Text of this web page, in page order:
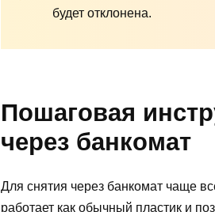
будет отклонена.
Пошаговая
через банкомат
Для снятия через банкомат чаще
работает как обычный пластик и